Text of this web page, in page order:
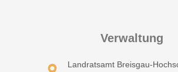
Verwaltung
Landratsamt Breisgau-